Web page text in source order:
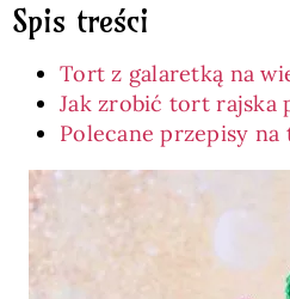
Spis treści
Tort z galaretką na
Jak zrobić tort rajska
Polecane przepisy